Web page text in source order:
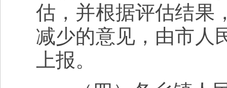
估，并根据评估结果
减少的意见，由市人
上报。